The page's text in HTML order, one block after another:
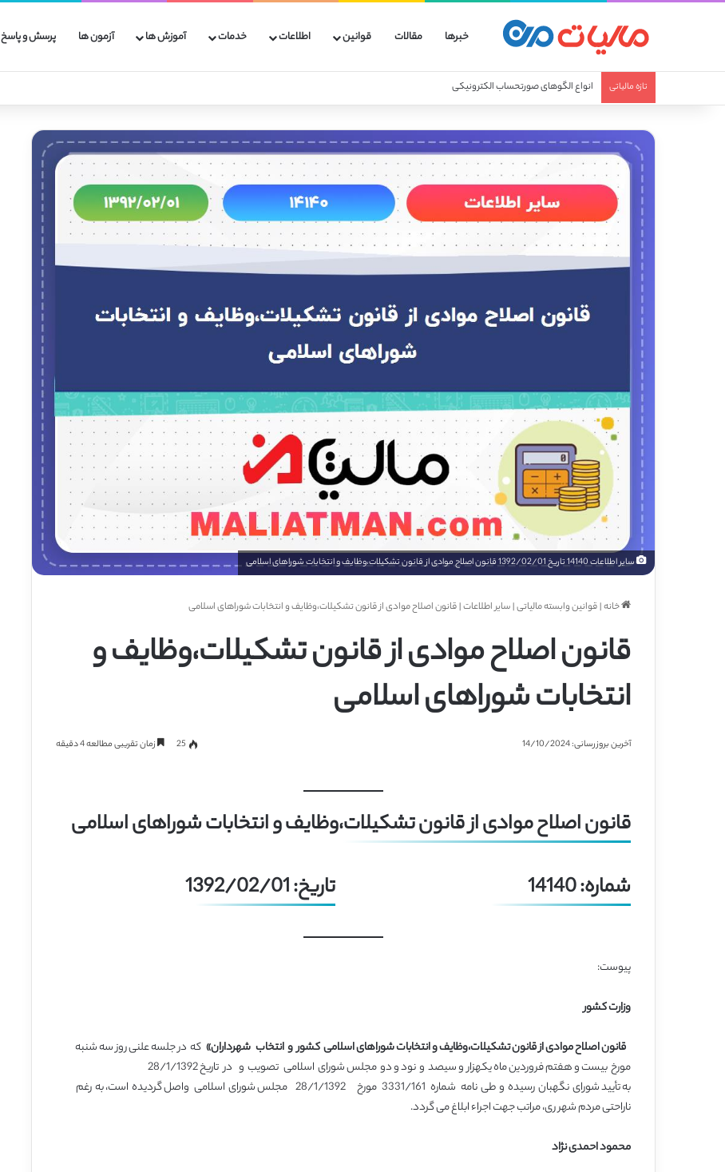
خبرها مقالات قوانین اطلاعات خدمات آموزش ها آزمون ها پرسش و پاسخ
تازه مالیاتی انواع صورتحساب الکترونیکی
سایر اطلاعات 14140 تاریخ 1392/02/01 قانون اصلاح موادی از قانون تشکیلات،وظایف و انتخابات شوراهای اسلامی
خانه|قوانین وابسته مالیاتی|سایر اطلاعات|قانون اصلاح موادی از قانون تشکیلات،وظایف و انتخابات شوراهای اسلامی
قانون اصلاح موادی از قانون تشکیلات،وظایف و
انتخابات شوراهای اسلامی
آخرین بروزرسانی: 14/10/2024 25 زمان تقریبی مطالعه 4 دقیقه
قانون اصلاح موادی از قانون تشکیلات،وظایف و انتخابات شوراهای اسلامی
شماره: 14140
تاریخ: 1392/02/01
پیوست:
وزارت کشور
قانون اصلاح موادی از قانون تشکیلات،وظایف و انتخابات شوراهای اسلامی کشور و انتخاب شهرداران» که در جلسه علنی روز سه شنبه
مورخ بیست و هفتم فروردین ماه یکهزار و سیصد و نود و دو مجلس شورای اسلامی تصویب و در تاریخ 28/1/1392
به تأیید شورای نگهبان رسیده و طی نامه شماره 3331/161 مورخ 28/1/1392 مجلس شورای اسلامی واصل گردیده است، به رغم
ناراحتی مردم شهر ری، مراتب جهت اجراء ابلاغ می گردد.
محمود احمدی نژاد